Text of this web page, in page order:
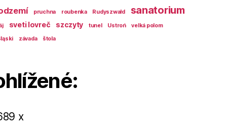
pruchna roubenka Rudyszwałd sanatorium
sveti lovreč szczyty tunel Ustroń
velká polom
závada štola
x